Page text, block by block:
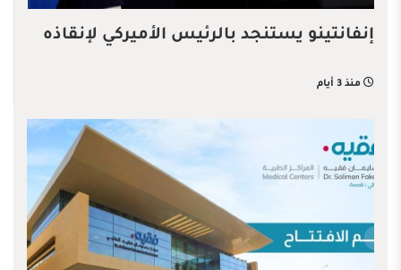
إنفانتينو يستنجد بالرئيس الأميركي لإنقاذه
منذ 3 أيام